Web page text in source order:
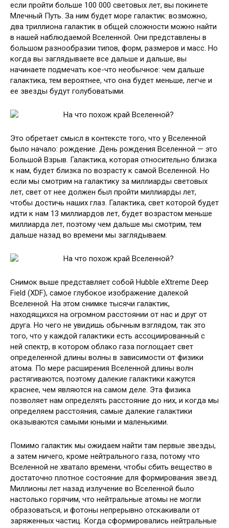
если пройти больше 100 000 световых лет, вы покинете
Млечный Путь. За ним будет море галактик: возможно,
два триллиона галактик в общей сложности можно найти
в нашей наблюдаемой Вселенной. Они представлены в
большом разнообразии типов, форм, размеров и масс. Но
когда вы заглядываете все дальше и дальше, вы
начинаете подмечать кое-что необычное: чем дальше
галактика, тем вероятнее, что она будет меньше, легче и
ее звезды будут голубоватыми.
Это обретает смысл в контексте того, что у Вселенной
было начало: рождение. День рождения Вселенной — это
Большой Взрыв. Галактика, которая относительно близка
к нам, будет близка по возрасту к самой Вселенной. Но
если мы смотрим на галактику за миллиарды световых
лет, свет от нее должен был пройти миллиарды лет,
чтобы достичь наших глаз. Галактика, свет которой будет
идти к нам 13 миллиардов лет, будет возрастом меньше
миллиарда лет, поэтому чем дальше мы смотрим, тем
дальше назад во времени мы заглядываем.
Снимок выше представляет собой Hubble eXtreme Deep
Field (XDF), самое глубокое изображение далекой
Вселенной. На этом снимке тысячи галактик,
находящихся на огромном расстоянии от нас и друг от
друга. Но чего не увидишь обычным взглядом, так это
того, что у каждой галактики есть ассоциированный с
ней спектр, в котором облако газа поглощает свет
определенной длины волны в зависимости от физики
атома. По мере расширения Вселенной длины волн
растягиваются, поэтому далекие галактики кажутся
краснее, чем являются на самом деле. Эта физика
позволяет нам определять расстояние до них, и когда мы
определяем расстояния, самые далекие галактики
оказываются самыми юными и маленькими.
Помимо галактик мы ожидаем найти там первые звезды,
а затем ничего, кроме нейтрального газа, потому что
Вселенной не хватало времени, чтобы сбить вещество в
достаточно плотное состояние для формирования звезд.
Миллионы лет назад излучение во Вселенной было
настолько горячим, что нейтральные атомы не могли
образоваться, и фотоны непрерывно отскакивали от
заряженных частиц. Когда сформировались нейтральные